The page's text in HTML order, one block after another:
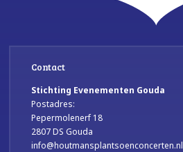
Contact
Stichting Evenementen Gouda
Postadres:
Pepermolenerf 18
2807 DS Gouda
info@houtmansplantsoenconcerten.nl